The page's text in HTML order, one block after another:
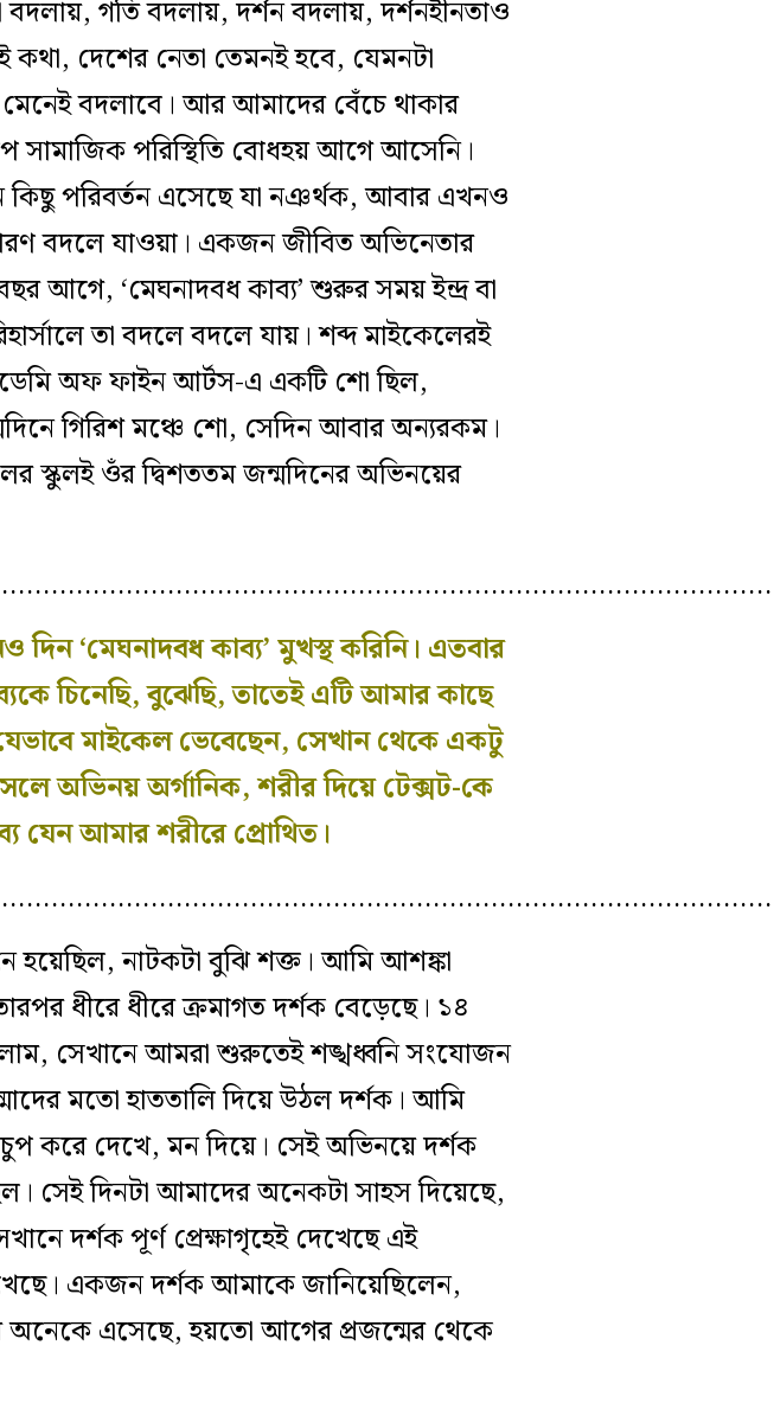
গতি বদলায়, দর্শন বদলায়, দর্শনহীনতাও
কথা, দেশের নেতা তেমনই হবে, যেমনটা
বদলাবে। আর আমাদের বেঁচে থাকার
সামাজিক পরিস্থিতি বোধহয় আগে আসেনি।
কিছু পরিবর্তন এসেছে যা নঞর্থক, আবার এখনও
বদলে যাওয়া। একজন জীবিত অভিনেতার
‘মেঘনাদবধ কাব‍্য’ শুরুর সময় ইন্দ্র বা
তা বদলে বদলে যায়। শব্দ মাইকেলেরই
অফ ফাইন আর্টস-এ একটি শো ছিল,
গিরিশ মঞ্চে শো, সেদিন আবার অন‍্যরকম।
স্কুলই ওঁর দ্বিশততম জন্মদিনের অভিনয়ের
‘মেঘনাদবধ কাব‍্য’ মুখস্থ করিনি। এতবার
চিনেছি,বুঝেছি, তাতেই এটি আমার কাছে
মাইকেল ভেবেছেন, সেখান থেকে একটু
অভিনয় অর্গানিক, শরীর দিয়ে টেক্সট-কে
যেন আমার শরীরে প্রোথিত।
হয়েছিল, নাটকটা বুঝি শক্ত। আমি আশঙ্কা
ধীরে ধীরে ক্রমাগত দর্শক বেড়েছে। ১৪
সেখানে আমরা শুরুতেই শঙ্খধ্বনি সংযোজন
মতো হাততালি দিয়ে উঠল দর্শক। আমি
চুপ করে দেখে, মন দিয়ে। সেই অভিনয়ে দর্শক
সেই দিনটা আমাদের অনেকটা সাহস দিয়েছে,
দর্শক পূর্ণ প্রেক্ষাগৃহেই দেখেছে এই
একজন দর্শক আমাকে জানিয়েছিলেন,
অনেকে এসেছে, হয়তো আগের প্রজন্মের থেকে